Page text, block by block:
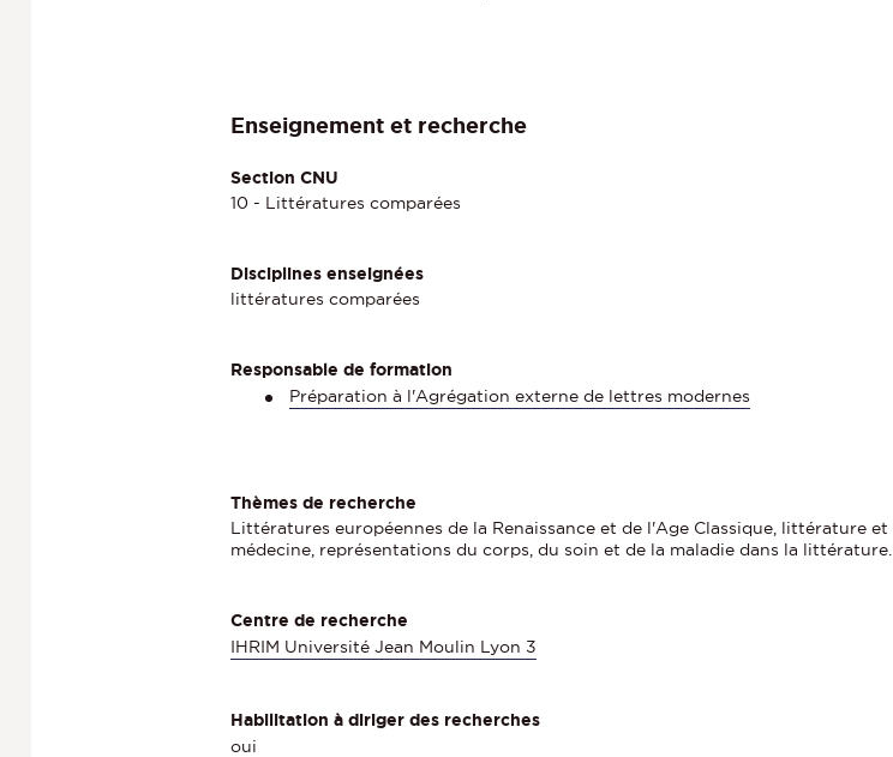
Enseignement et recherche
Section CNU
10 - Littératures comparées
Disciplines enseignées
littératures comparées
Responsable de formation
Préparation à l'Agrégation externe de lettres modernes
Thèmes de recherche
Littératures européennes de la Renaissance et de l'Age Classique, littérature et
médecine, représentations du corps, du soin et de la maladie dans la littérature.
Centre de recherche
IHRIM Université Jean Moulin Lyon 3
Habilitation à diriger des recherches
oui